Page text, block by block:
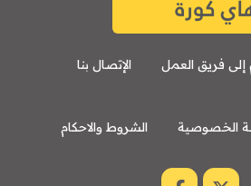
إلى فريق العمل الإتصال بنا
الخصوصية الشروط والاحكام